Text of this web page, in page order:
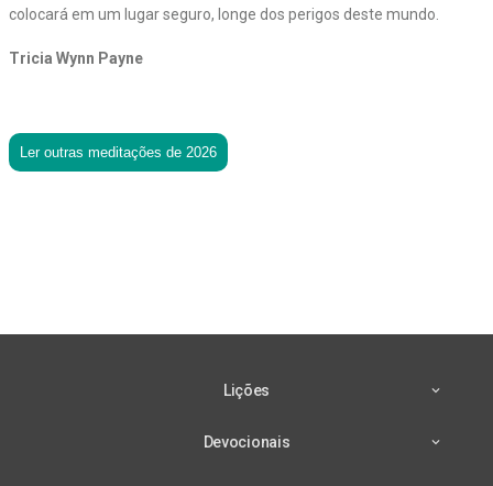
colocará em um lugar seguro, longe dos perigos deste mundo.
Tricia Wynn Payne
Ler outras meditações de 2026
Lições
Devocionais